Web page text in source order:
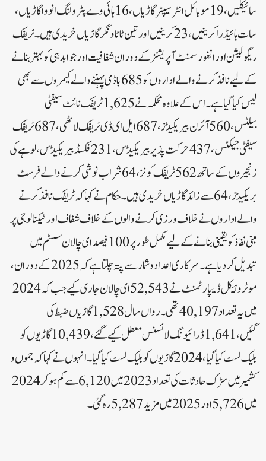
سائیکلیں، 19 موبائل انٹرسیپٹر گاڑیاں، 16 ہائی وے پٹرولنگ انووا گاڑیاں،
سات ہائیڈرا کرینیں، 23 کرینیں اور تین ٹاٹا ونگر گاڑیاں خریدی ہیں۔ٹریفک
ریگولیشن اور انفورسمنٹ آپریشنز کے دوران شفافیت اور جوابدہی کو بہتر بنانے
کے لیے نافذ کرنے والے اداروں کو 685 باڈی پہننے والے کیمروں سے بھی
لیس کیا گیا ہے۔اس کے علاوہ محکمہ نے 1,625 ٹریفک نائٹ سیفٹی
بیلٹس، 560 آئرن بیریکیڈز، 687 ایل ای ڈی ٹریفک لاٹھی، 687 ٹریفک
سیفٹی جیکٹس، 437 حرکت پذیر بیریکیڈس، 231 فکسڈ بیریکیڈس، لوہے کی
زنجیروں کے ساتھ 562 ٹریفک کونز، 64 شراب نوشی کرنے والے فرسٹ
بریکیڈز، 64 سے زائد گاڑیاں خریدی ہیں۔حکام نے کہا کہ ٹریفک نافذ کرنے
والے اداروں نے خلاف ورزی کرنے والوں کے خلاف شفاف اور ٹیکنالوجی پر
مبنی نفاذ کو یقینی بنانے کے لیے مکمل طور پر 100 فیصد ای چالان سسٹم میں
تبدیل کر دیا ہے۔سرکاری اعداد و شمار سے پتہ چلتا ہے کہ 2025 کے دوران،
موٹر وہیکل ڈیپارٹمنٹ نے 52,543 ای چالان جاری کیے جب کہ 2024
میں یہ تعداد 40,197 تھی۔ رواں سال 1,528 گاڑیاں ضبط کی
گئیں، 1,641 ڈرائیونگ لائسنس معطل کیے گئے، 10,439 گاڑیوں کو
بلیک لسٹ کیا گیا، 2024 گاڑیوں کو بلیک لسٹ کیا گیا۔ انہوں نے کہا کہ جموں و
کشمیر میں سڑک حادثات کی تعداد 2023 میں 6,120 سے کم ہو کر 2024
میں 5,726 اور 2025 میں مزید 5,287 رہ گئی۔